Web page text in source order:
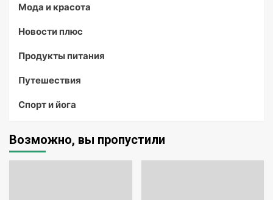
Мода и красота
Новости плюс
Продукты питания
Путешествия
Спорт и йога
Возможно, вы пропустили